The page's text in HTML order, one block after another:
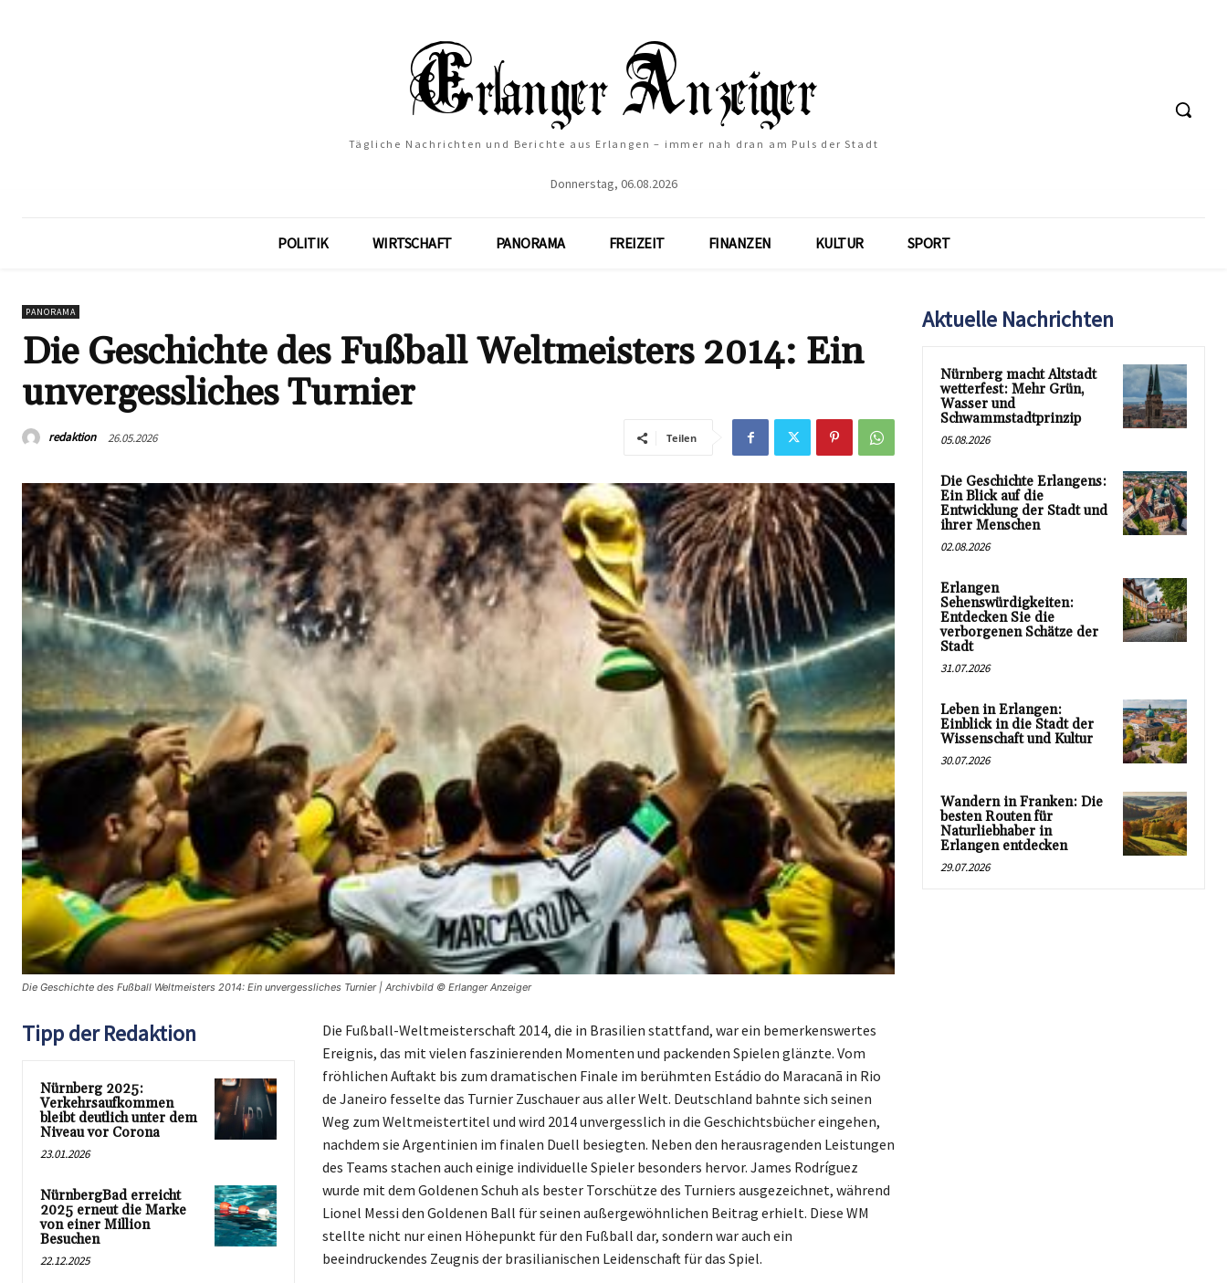
Tägliche Nachrichten und Berichte aus Erlangen – immer nah dran am Puls der Stadt
Donnerstag, 06.08.2026
POLITIK WIRTSCHAFT PANORAMA FREIZEIT FINANZEN KULTUR SPORT
PANORAMA
Die Geschichte des Fußball Weltmeisters 2014: Ein
unvergessliches Turnier
redaktion 26.05.2026 Teilen
Die Geschichte des Fußball Weltmeisters 2014: Ein unvergessliches Turnier | Archivbild © Erlanger Anzeiger
Tipp der Redaktion
Nürnberg 2025:
Verkehrsaufkommen
bleibt deutlich unter dem
Niveau vor Corona
23.01.2026
NürnbergBad erreicht
2025 erneut die Marke
von einer Million
Besuchen
22.12.2025
Die Fußball-Weltmeisterschaft 2014, die in Brasilien stattfand, war ein bemerkenswertes
Ereignis, das mit vielen faszinierenden Momenten und packenden Spielen glänzte. Vom
fröhlichen Auftakt bis zum dramatischen Finale im berühmten Estádio do Maracanã in Rio
de Janeiro fesselte das Turnier Zuschauer aus aller Welt. Deutschland bahnte sich seinen
Weg zum Weltmeistertitel und wird 2014 unvergesslich in die Geschichtsbücher eingehen,
nachdem sie Argentinien im finalen Duell besiegten. Neben den herausragenden Leistungen
des Teams stachen auch einige individuelle Spieler besonders hervor. James Rodríguez
wurde mit dem Goldenen Schuh als bester Torschütze des Turniers ausgezeichnet, während
Lionel Messi den Goldenen Ball für seinen außergewöhnlichen Beitrag erhielt. Diese WM
stellte nicht nur einen Höhepunkt für den Fußball dar, sondern war auch ein
beeindruckendes Zeugnis der brasilianischen Leidenschaft für das Spiel.
Aktuelle Nachrichten
Nürnberg macht Altstadt
wetterfest: Mehr Grün,
Wasser und
Schwammstadtprinzip
05.08.2026
Die Geschichte Erlangens:
Ein Blick auf die
Entwicklung der Stadt und
ihrer Menschen
02.08.2026
Erlangen
Sehenswürdigkeiten:
Entdecken Sie die
verborgenen Schätze der
Stadt
31.07.2026
Leben in Erlangen:
Einblick in die Stadt der
Wissenschaft und Kultur
30.07.2026
Wandern in Franken: Die
besten Routen für
Naturliebhaber in
Erlangen entdecken
29.07.2026